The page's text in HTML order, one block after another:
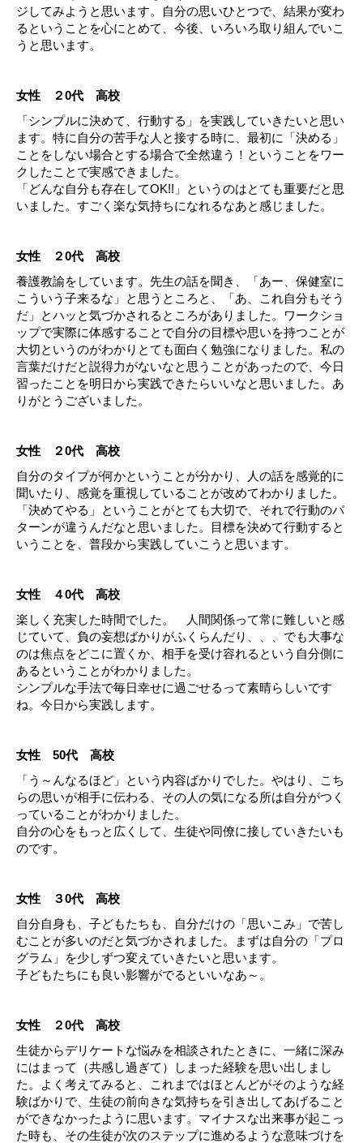
ジしてみようと思います。自分の思いひとつで、結果が変わ
るということを心にとめて、今後、いろいろ取り組んでいこ
うと思います。
女性 ２0代 高校
「シンプルに決めて、行動する」を実践していきたいと思い
ます。特に自分の苦手な人と接する時に、最初に「決める」
ことをしない場合とする場合で全然違う！ということをワー
クしたことで実感できました。
「どんな自分も存在してOK!!」というのはとても重要だと思
いました。すごく楽な気持ちになれるなあと感じました。
女性 ２0代 高校
養護教諭をしています。先生の話を聞き、「あー、保健室に
こういう子来るな」と思うところと、「あ、これ自分もそう
だ」とハッと気づかされるところがありました。ワークショ
ップで実際に体感することで自分の目標や思いを持つことが
大切というのがわかりとても面白く勉強になりました。私の
言葉だけだと説得力がないなと思うことがあったので、今日
習ったことを明日から実践できたらいいなと思いました。あ
りがとうございました。
女性 ２0代 高校
自分のタイプが何かということが分かり、人の話を感覚的に
聞いたり、感覚を重視していることが改めてわかりました。
「決めてやる」ということがとても大切で、それで行動のパ
ターンが違うんだなと思いました。目標を決めて行動すると
いうことを、普段から実践していこうと思います。
女性 ４0代 高校
楽しく充実した時間でした。 人間関係って常に難しいと感
じていて、負の妄想ばかりがふくらんだり、、、でも大事な
のは焦点をどこに置くか、相手を受け容れるという自分側に
あるということがわかりました。
シンプルな手法で毎日幸せに過ごせるって素晴らしいです
ね。今日から実践します。
女性 50代 高校
「う～んなるほど」という内容ばかりでした。やはり、こち
らの思いが相手に伝わる、その人の気になる所は自分がつく
っていることがわかりました。
自分の心をもっと広くして、生徒や同僚に接していきたいも
のです。
女性 ３0代 高校
自分自身も、子どもたちも、自分だけの「思いこみ」で苦し
むことが多いのだと気づかされました。まずは自分の「プロ
グラム」を少しずつ変えていきたいと思います。
子どもたちにも良い影響がでるといいなあ～。
女性 ２0代 高校
生徒からデリケートな悩みを相談されたときに、一緒に深み
にはまって（共感し過ぎて）しまった経験を思い出しまし
た。よく考えてみると、これまではほとんどがそのような経
験ばかりで、生徒の前向きな気持ちを引き出してあげること
ができなかったように思います。マイナスな出来事が起こっ
た時も、その生徒が次のステップに進めるような意味づけを